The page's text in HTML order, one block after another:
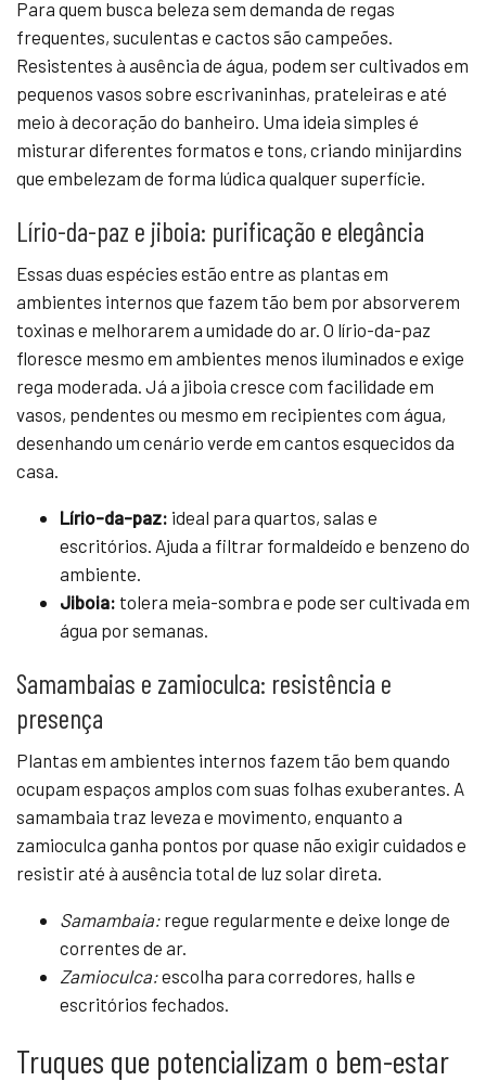
Para quem busca beleza sem demanda de regas
frequentes, suculentas e cactos são campeões.
Resistentes à ausência de água, podem ser cultivados em
pequenos vasos sobre escrivaninhas, prateleiras e até
meio à decoração do banheiro. Uma ideia simples é
misturar diferentes formatos e tons, criando minijardins
que embelezam de forma lúdica qualquer superfície.
Lírio-da-paz e jiboia: purificação e elegância
Essas duas espécies estão entre as plantas em
ambientes internos que fazem tão bem por absorverem
toxinas e melhorarem a umidade do ar. O lírio-da-paz
floresce mesmo em ambientes menos iluminados e exige
rega moderada. Já a jiboia cresce com facilidade em
vasos, pendentes ou mesmo em recipientes com água,
desenhando um cenário verde em cantos esquecidos da
casa.
Lírio-da-paz: ideal para quartos, salas e
escritórios. Ajuda a filtrar formaldeído e benzeno do
ambiente.
Jiboia: tolera meia-sombra e pode ser cultivada em
água por semanas.
Samambaias e zamioculca: resistência e
presença
Plantas em ambientes internos fazem tão bem quando
ocupam espaços amplos com suas folhas exuberantes. A
samambaia traz leveza e movimento, enquanto a
zamioculca ganha pontos por quase não exigir cuidados e
resistir até à ausência total de luz solar direta.
Samambaia: regue regularmente e deixe longe de
correntes de ar.
Zamioculca:escolha para corredores, halls e
escritórios fechados.
Truques que potencializam o bem-estar